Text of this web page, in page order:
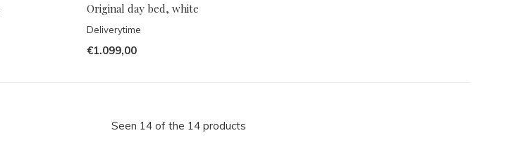
Original day bed, white
Deliverytime
€1.099,00
Seen 14 of the 14 products